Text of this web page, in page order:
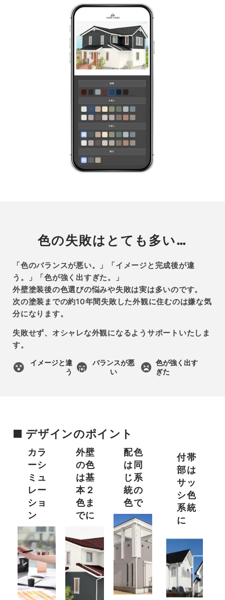
色の失敗はとても多い…
「色のバランスが悪い。」「イメージと完成後が違
う。」「色が強く出すぎた。」
外壁塗装後の色選びの悩みや失敗は実は多いのです。
次の塗装までの約10年間失敗した外観に住むのは嫌な気
分になります。
失敗せず、オシャレな外観になるようサポートいたしま
す。
イメージと違
う
バランスが悪
い
色が強く出す
ぎた
■ デザインのポイント
カラ
ーシ
ミュ
レー
ショ
ン
外壁
の色
は基
本２
色ま
でに
配色
は同
じ系
統の
色で
付帯
部は
サッ
シ色
系統
に